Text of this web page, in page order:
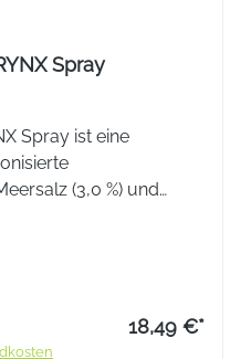
Spray
Spray ist eine
(3,0 %) und
wirkt auf bio-
bei Zahnfleisch- und
18,49 €*